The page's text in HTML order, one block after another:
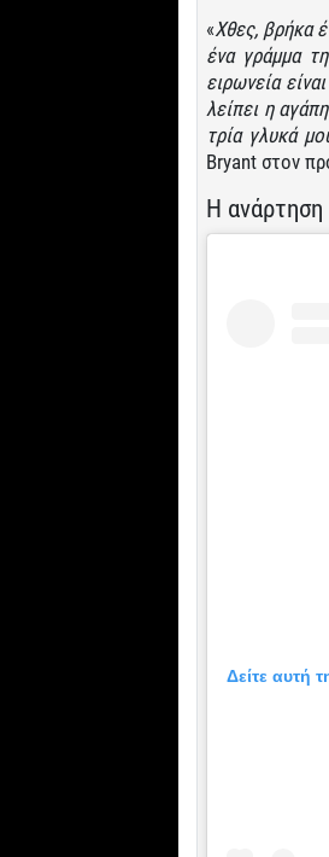
«Χθες, βρήκα
ένα γράμμα
ειρωνεία
λείπει η
τρία γλυκά
Bryant στον
Η
Δείτε αυτή